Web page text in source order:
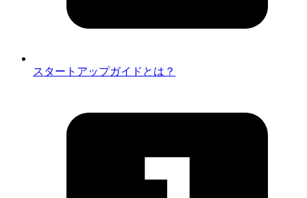
スタートアップガイドとは？